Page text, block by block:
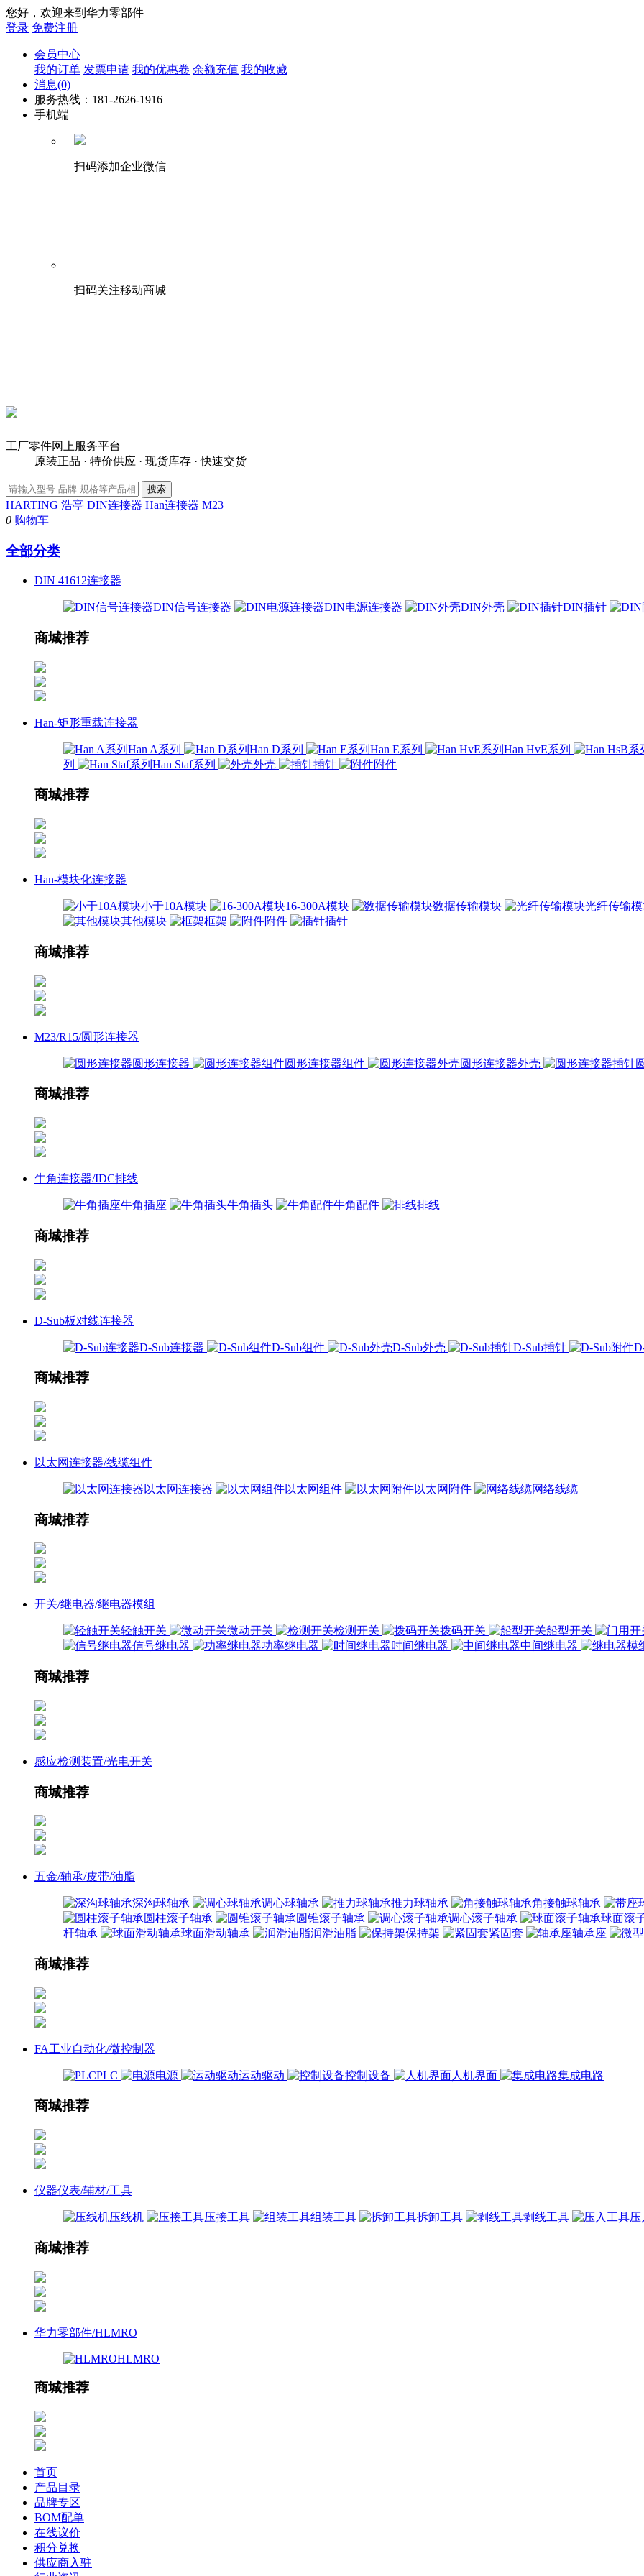
您好，欢迎来到华力零部件
登录 免费注册
会员中心
我的订单 发票申请 我的优惠卷 余额充值 我的收藏
消息(0)
服务热线：181-2626-1916
手机端
扫码添加企业微信
扫码关注移动商城
工厂零件网上服务平台
原装正品 · 特价供应 · 现货库存 · 快速交货
HARTING 浩亭 DIN连接器 Han连接器 M23
0 购物车
全部分类
DIN 41612连接器
DIN信号连接器 DIN电源连接器 DIN外壳 DIN插针
商城推荐
Han-矩形重载连接器
Han A系列 Han D系列 Han E系列 Han HvE系列
列
Han Staf系列 外壳 插针 附件
商城推荐
Han-模块化连接器
小于10A模块 16-300A模块 数据传输模块 光纤传输
其他模块
框架 附件 插针
商城推荐
M23/R15/圆形连接器
圆形连接器 圆形连接器组件 圆形连接器外壳
商城推荐
牛角连接器/IDC排线
牛角插座 牛角插头 牛角配件 排线
商城推荐
D-Sub板对线连接器
D-Sub连接器 D-Sub组件 D-Sub外壳 D-Sub插针
商城推荐
以太网连接器/线缆组件
以太网连接器 以太网组件 以太网附件 网络线缆
商城推荐
开关/继电器/继电器模组
轻触开关 微动开关 检测开关 拨码开关 船型开关
信号继电器
功率继电器 时间继电器 中间继电器
商城推荐
感应检测装置/光电开关
商城推荐
五金/轴承/皮带/油脂
深沟球轴承 调心球轴承 推力球轴承 角接触球轴承
圆柱滚子轴承
圆锥滚子轴承 调心滚子轴承 球面滚
杆轴承
球面滑动轴承 润滑油脂 保持架 紧固套 轴承座
商城推荐
FA工业自动化/微控制器
PLC 电源 运动驱动 控制设备 人机界面 集成电路
商城推荐
仪器仪表/辅材/工具
压线机 压接工具 组装工具 拆卸工具 剥线工具 压
商城推荐
华力零部件/HLMRO
HLMRO
商城推荐
首页
产品目录
品牌专区
BOM配单
在线议价
积分兑换
供应商入驻